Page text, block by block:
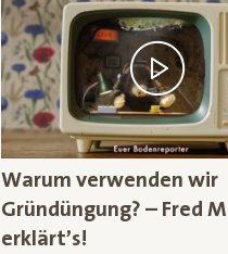
Warum verwenden wir
Gründüngung? – Fred
erklärt’s!